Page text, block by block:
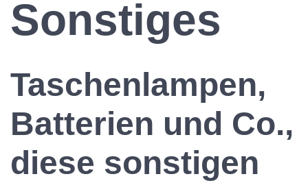
Sonstiges
Taschenlampen,
Batterien und Co.,
diese sonstigen